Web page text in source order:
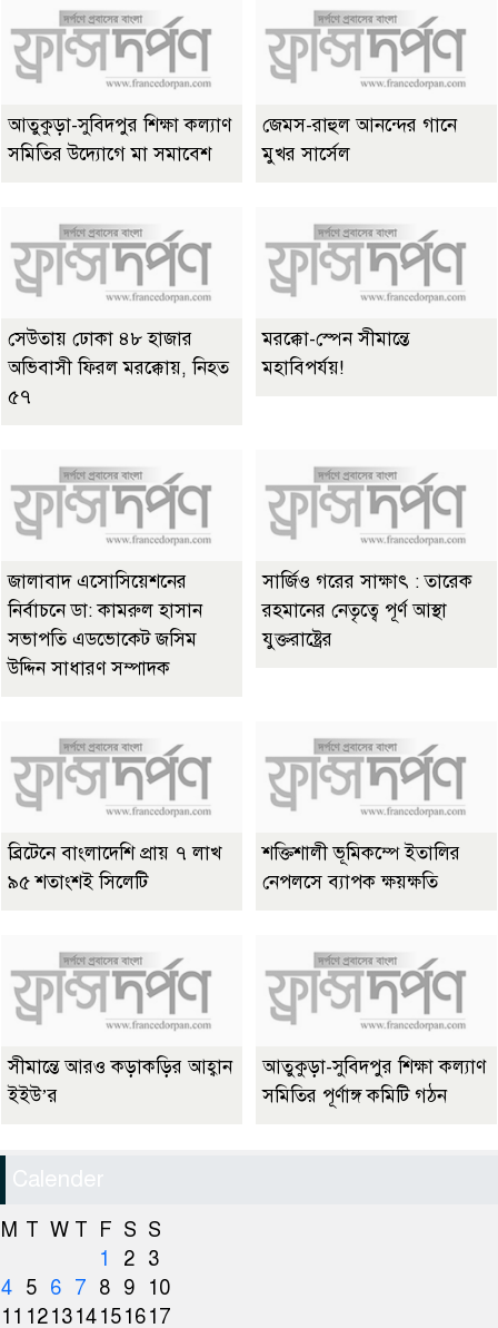
আতুকুড়া-সুবিদপুর শিক্ষা কল্যাণ
সমিতির উদ্যোগে মা সমাবেশ
জেমস-রাহুল আনন্দের গানে
মুখর সার্সেল
সেউতায় ঢোকা ৪৮ হাজার
অভিবাসী ফিরল মরক্কোয়, নিহত
৫৭
মরক্কো-স্পেন সীমান্তে
মহাবিপর্যয়!
জালাবাদ এসোসিয়েশনের
নির্বাচনে ডা: কামরুল হাসান
সভাপতি এডভোকেট জসিম
উদ্দিন সাধারণ সম্পাদক
সার্জিও গরের সাক্ষাৎ : তারেক
রহমানের নেতৃত্বে পূর্ণ আস্থা
যুক্তরাষ্ট্রের
ব্রিটেনে বাংলাদেশি প্রায় ৭ লাখ
৯৫ শতাংশই সিলেটি
শক্তিশালী ভূমিকম্পে ইতালির
নেপলসে ব্যাপক ক্ষয়ক্ষতি
সীমান্তে আরও কড়াকড়ির আহ্বান
ইইউ’র
আতুকুড়া-সুবিদপুর শিক্ষা কল্যাণ
সমিতির পূর্ণাঙ্গ কমিটি গঠন
Calender
M T W T F S S
1
2 3
4 5 6 7 8 9
10
11 121314151617